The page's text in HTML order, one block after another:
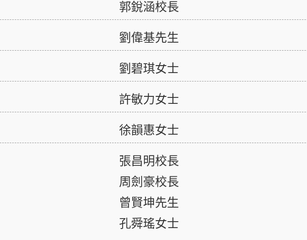
郭銳涵校長
劉偉基先生
劉碧琪女士
許敏力女士
徐韻惠女士
張昌明校長
周劍豪校長
曾賢坤先生
孔舜瑤女士